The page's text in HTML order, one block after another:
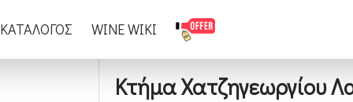
ΚΑΤΑΛΟΓΟΣ WINE WIKI
Κτήμα Χατζηγεωργίου Λαγοπάτι Brut
Κτήμα Χατζηγεωργίου